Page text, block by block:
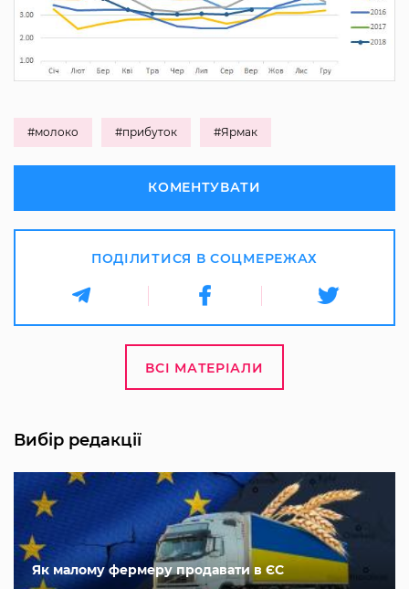
#молоко #прибуток #Ярмак
КОМЕНТУВАТИ
ПОДІЛИТИСЯ В СОЦМЕРЕЖАХ
ВСІ МАТЕРІАЛИ
Вибір редакції
Як малому фермеру продавати в ЄС